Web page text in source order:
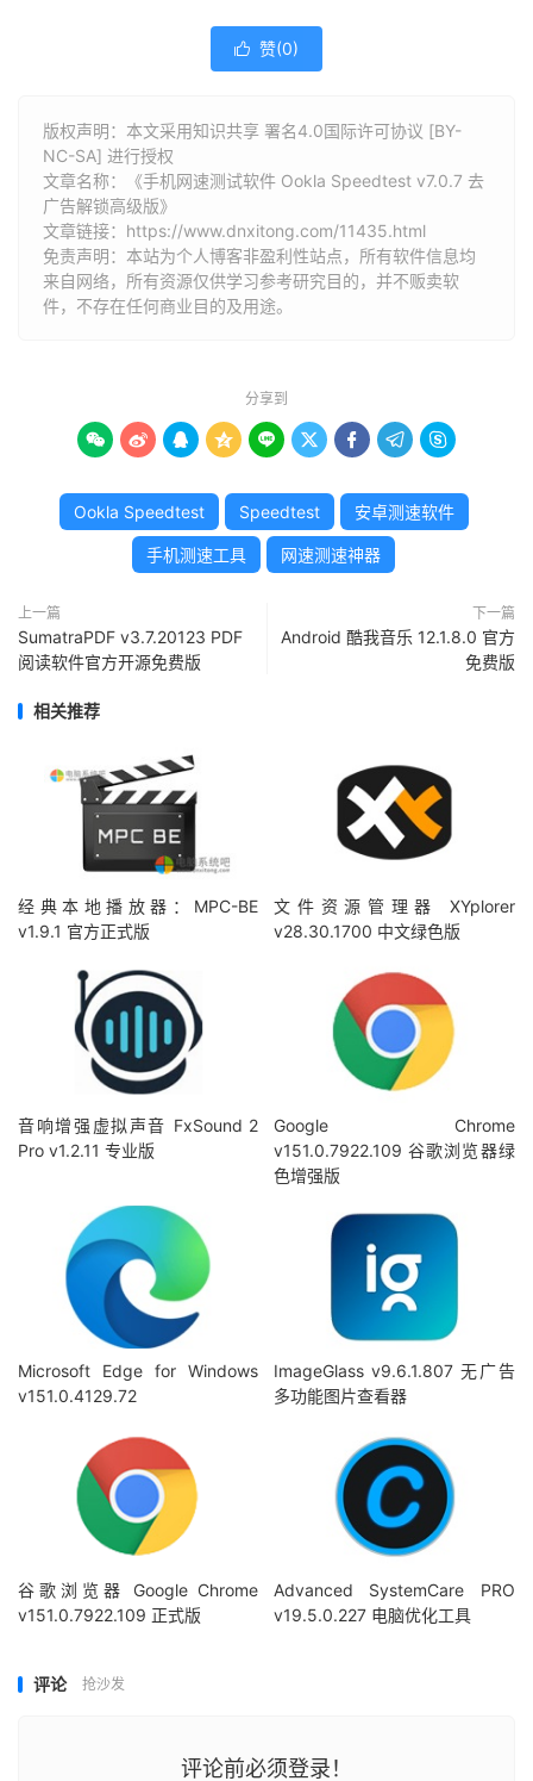
 赞(0)
版权声明：本文采用知识共享 署名4.0国际许可协议 [BY-
NC-SA] 进行授权
文章名称：《手机网速测试软件 Ookla Speedtest v7.0.7 去
广告解锁高级版》
文章链接： https://www.dnxitong.com/11435.html
免责声明：本站为个人博客非盈利性站点，所有软件信息均
来自网络，所有资源仅供学习参考研究目的，并不贩卖软
件，不存在任何商业目的及用途。
分享到
        
Ookla Speedtest Speedtest 安卓测速软件
手机测速工具 网速测速神器
上一篇
SumatraPDF v3.7.20123 PDF
阅读软件官方开源免费版
下一篇
Android 酷我音乐 12.1.8.0 官方
免费版
相关推荐
经典本地播放器：MPC-BE
v1.9.1 官方正式版
文件资源管理器 XYplorer
v28.30.1700 中文绿色版
音响增强虚拟声音 FxSound 2
Pro v1.2.11 专业版
Google Chrome
v151.0.7922.109 谷歌浏览器绿
色增强版
Microsoft Edge for Windows
v151.0.4129.72
ImageGlass v9.6.1.807 无广告
多功能图片查看器
谷歌浏览器 Google Chrome
v151.0.7922.109 正式版
Advanced SystemCare PRO
v19.5.0.227 电脑优化工具
评论 抢沙发
评论前必须登录！